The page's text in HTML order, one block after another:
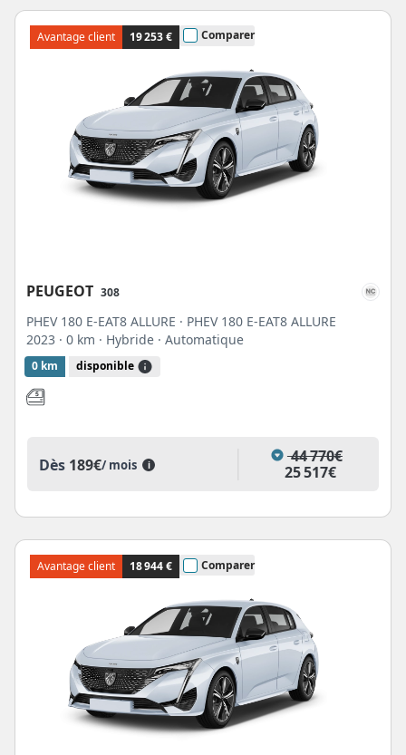
Avantage client 19 253 € Comparer
PEUGEOT 308
PHEV 180 E-EAT8 ALLURE · PHEV 180 E-EAT8 ALLURE
2023 · 0 km · Hybride · Automatique
0 km disponible
Dès 189€/ mois i
44 770€
25 517€
Avantage client 18 944 € Comparer